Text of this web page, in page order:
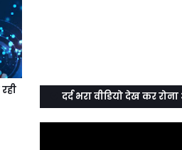
दर्द भरा वीडियो देख कर